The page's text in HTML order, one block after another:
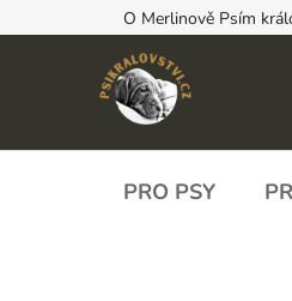
na
O Merlinově Psím
PRO PSY